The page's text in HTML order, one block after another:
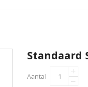
Standaard
Aantal